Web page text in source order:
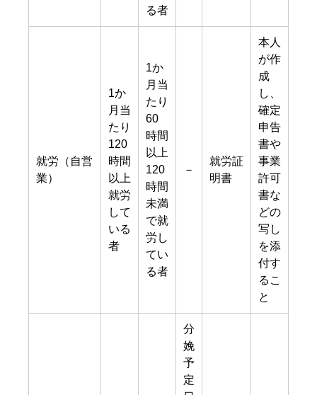
る者
就労（自営
業）
1か
月当
たり
120
時間
以上
就労
して
いる
者
1か
月当
たり
60
時間
以上
120
時間
未満
で就
労し
てい
る者
－
就労証
明書
本人
が作
成
し、
確定
申告
書や
事業
許可
書な
どの
写し
を添
付す
るこ
と
分
娩
予
定